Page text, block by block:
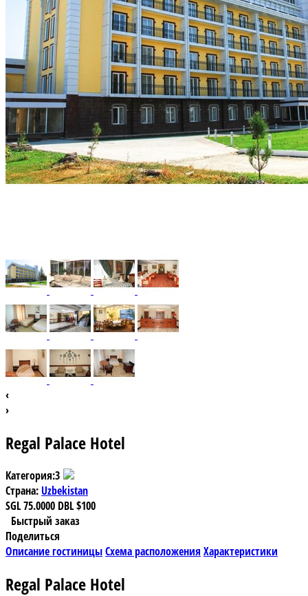
‹
›
Regal Palace Hotel
Категория:3
Страна: Uzbekistan
SGL75.0000 DBL$100
Быстрый заказ
Поделиться
Описание гостиницыСхема расположения Характеристики
Regal Palace Hotel